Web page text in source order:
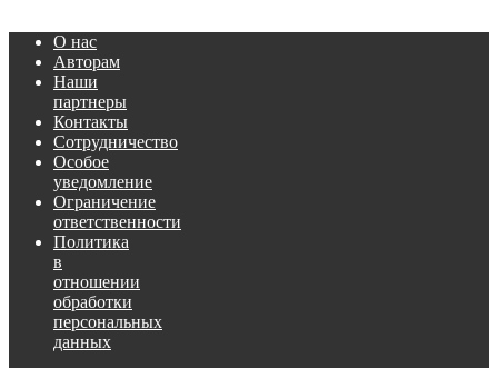
О нас
Авторам
Наши
партнеры
Контакты
Сотрудничество
Особое
уведомление
Ограничение
ответственности
Политика
в
отношении
обработки
персональных
данных